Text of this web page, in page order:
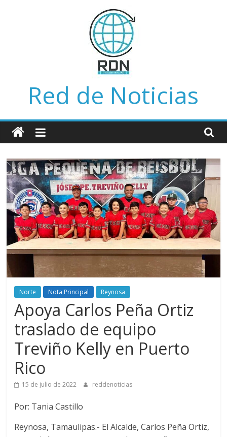
Red de Noticias
Norte Nota Principal Reynosa
Apoya Carlos Peña Ortiz
traslado de equipo
Treviño Kelly en Puerto
Rico
15 de julio de 2022 reddenoticias
Por: Tania Castillo
Reynosa, Tamaulipas.- El Alcalde, Carlos Peña Ortiz,